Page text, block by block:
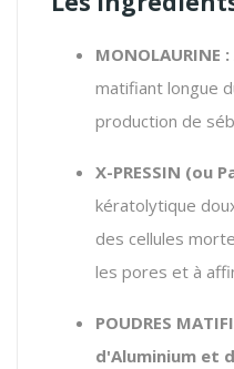
MONOLAURINE :
matifiant longue
production de
X-PRESSIN (ou
kératolytique
des cellules
les pores et à
POUDRES
d'Aluminium et